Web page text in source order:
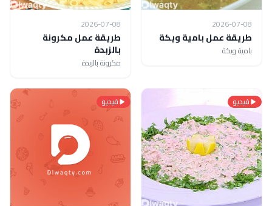
2026-07-08
طريقة عمل بامية ويكة
بامية ويكة
2026-07-08
طريقة عمل مكرونة
بالزبدة
مكرونة بالزبدة
فيديو فيديو